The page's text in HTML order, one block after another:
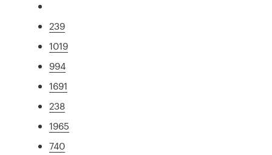
239
1019
994
1691
238
1965
740